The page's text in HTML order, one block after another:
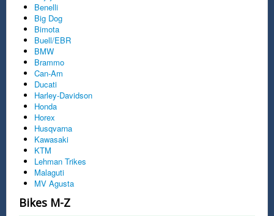
Benelli
Big Dog
Bimota
Buell/EBR
BMW
Brammo
Can-Am
Ducati
Harley-Davidson
Honda
Horex
Husqvarna
Kawasaki
KTM
Lehman Trikes
Malaguti
MV Agusta
Bikes M-Z